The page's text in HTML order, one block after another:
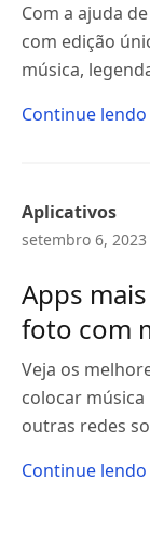
Com a ajuda
com edição
música,
Continue lendo
Aplicativos
setembro 6, 2023
Apps
foto com
Veja os
colocar
outras redes
Continue lendo